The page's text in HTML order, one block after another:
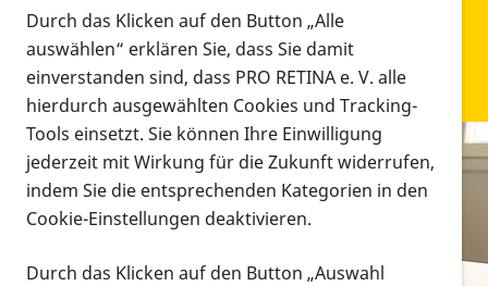
Infomaterial
Infomaterial
Vorlesen
Durch das Klicken auf den Button „Alle
auswählen“ erklären Sie, dass Sie damit
einverstanden sind, dass PRO RETINA e. V. alle
hierdurch ausgewählten Cookies und Tracking-
Tools einsetzt. Sie können Ihre Einwilligung
jederzeit mit Wirkung für die Zukunft widerrufen,
indem Sie die entsprechenden Kategorien in den
Cookie-Einstellungen deaktivieren.
Durch das Klicken auf den Button „Auswahl